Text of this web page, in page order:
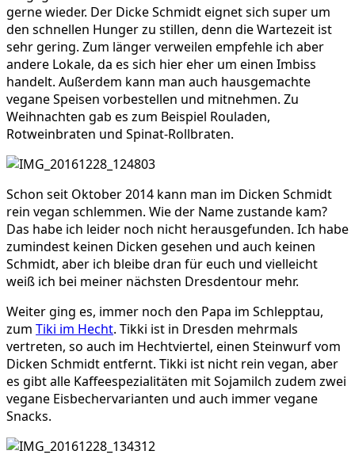
gerne wieder. Der Dicke Schmidt eignet sich super um
den schnellen Hunger zu stillen, denn die Wartezeit ist
sehr gering. Zum länger verweilen empfehle ich aber
andere Lokale, da es sich hier eher um einen Imbiss
handelt. Außerdem kann man auch hausgemachte
vegane Speisen vorbestellen und mitnehmen. Zu
Weihnachten gab es zum Beispiel Rouladen,
Rotweinbraten und Spinat-Rollbraten.
Schon seit Oktober 2014 kann man im Dicken Schmidt
rein vegan schlemmen. Wie der Name zustande kam?
Das habe ich leider noch nicht herausgefunden. Ich habe
zumindest keinen Dicken gesehen und auch keinen
Schmidt, aber ich bleibe dran für euch und vielleicht
weiß ich bei meiner nächsten Dresdentour mehr.
Weiter ging es, immer noch den Papa im Schlepptau,
zum Tiki im Hecht. Tikki ist in Dresden mehrmals
vertreten, so auch im Hechtviertel, einen Steinwurf vom
Dicken Schmidt entfernt. Tikki ist nicht rein vegan, aber
es gibt alle Kaffeespezialitäten mit Sojamilch zudem zwei
vegane Eisbechervarianten und auch immer vegane
Snacks.